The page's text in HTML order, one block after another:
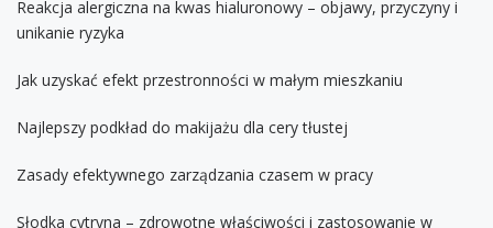
Reakcja alergiczna na kwas hialuronowy – objawy, przyczyny i
unikanie ryzyka
Jak uzyskać efekt przestronności w małym mieszkaniu
Najlepszy podkład do makijażu dla cery tłustej
Zasady efektywnego zarządzania czasem w pracy
Słodka cytryna – zdrowotne właściwości i zastosowanie w